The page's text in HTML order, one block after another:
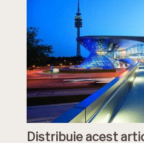
Distribuie acest